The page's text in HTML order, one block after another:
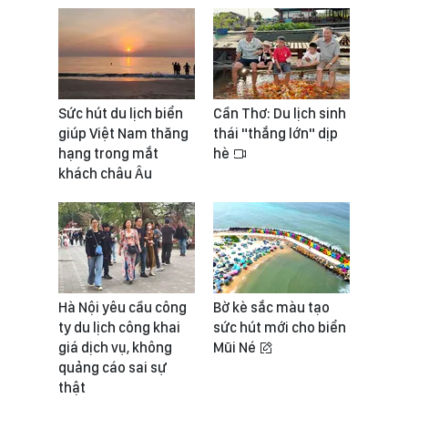
Sức hút du lịch biển
giúp Việt Nam thăng
hạng trong mắt
khách châu Âu
Cần Thơ: Du lịch sinh
thái "thắng lớn" dịp
hè
Hà Nội yêu cầu công
ty du lịch công khai
giá dịch vụ, không
quảng cáo sai sự
thật
Bờ kè sắc màu tạo
sức hút mới cho biển
Mũi Né